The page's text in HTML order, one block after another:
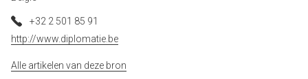
+32 2 501 85 91
http://www.diplomatie.be
Alle artikelen van deze bron